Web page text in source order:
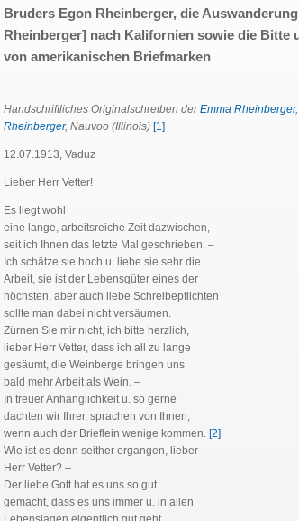
Bruders Egon Rheinberger, die
Rheinberger] nach Kalifornien sowie die Bitte
von amerikanischen Briefmarken
Handschriftliches Originalschreiben derEmma Rheinberger
Rheinberger, Nauvoo (Illinois) [1]
12.07.1913, Vaduz
Lieber Herr Vetter!
Es liegt wohl
eine lange, arbeitsreiche Zeit dazwischen,
seit ich Ihnen das letzte Mal geschrieben. –
Ich schätze sie hoch u. liebe sie sehr die
Arbeit, sie ist der Lebensgüter eines der
höchsten, aber auch liebe Schreibepflichten
sollte man dabei nicht versäumen.
Zürnen Sie mir nicht, ich bitte herzlich,
lieber Herr Vetter, dass ich all zu lange
gesäumt, die Weinberge bringen uns
bald mehr Arbeit als Wein. –
In treuer Anhänglichkeit u. so gerne
dachten wir Ihrer, sprachen von Ihnen,
wenn auch der Brieflein wenige kommen. [2]
Wie ist es denn seither ergangen, lieber
Herr Vetter? –
Der liebe Gott hat es uns so gut
gemacht, dass es uns immer u. in allen